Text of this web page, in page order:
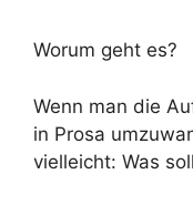
Worum geht es?
Wenn man die
in Prosa
vielleicht: Was